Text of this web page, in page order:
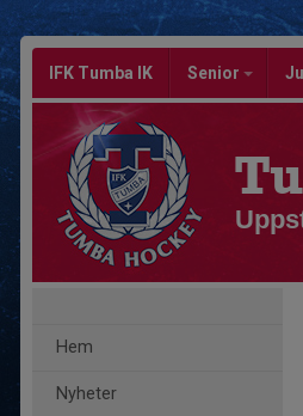
IFK Tumba IK Senior
Hem
Nyheter